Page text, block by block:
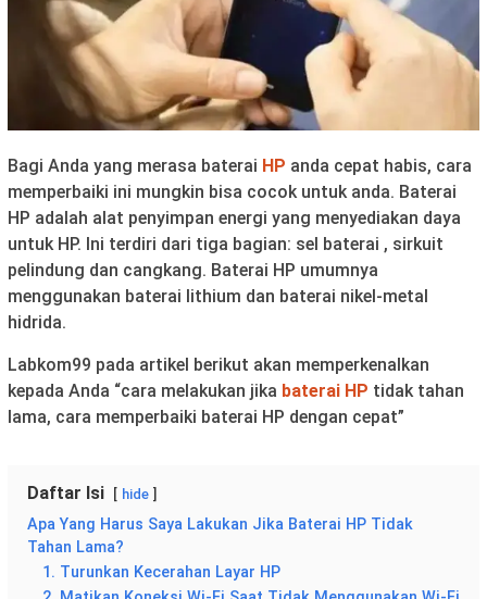
Bagi Anda yang merasa baterai HP anda cepat habis, cara
memperbaiki ini mungkin bisa cocok untuk anda. Baterai
HP adalah alat penyimpan energi yang menyediakan daya
untuk HP. Ini terdiri dari tiga bagian: sel baterai , sirkuit
pelindung dan cangkang. Baterai HP umumnya
menggunakan baterai lithium dan baterai nikel-metal
hidrida.
Labkom99 pada artikel berikut akan memperkenalkan
kepada Anda “cara melakukan jika baterai HP tidak tahan
lama, cara memperbaiki baterai HP dengan cepat”
Daftar Isi hide
Apa Yang Harus Saya Lakukan Jika Baterai HP Tidak
Tahan Lama?
1. Turunkan Kecerahan Layar HP